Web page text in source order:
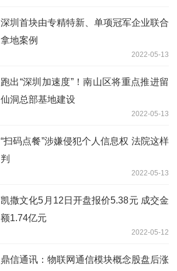
深圳首块由专精特新、单项冠军企业联合
拿地案例
2022-05-13
跑出“深圳加速度”！南山区将重点推进留
仙洞总部基地建设
2022-05-13
“扫码点餐”涉嫌侵犯个人信息权 法院这样
判
2022-05-13
凯撒文化5月12日开盘报价5.38元 成交金
额1.74亿元
2022-05-12
鼎信通讯：物联网通信模块概念股盘后涨